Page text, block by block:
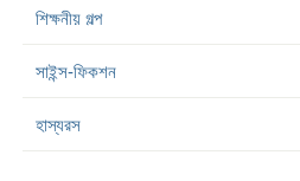
শিক্ষনীয় গল্প
সাইন্স-ফিকশন
হাস্যরস